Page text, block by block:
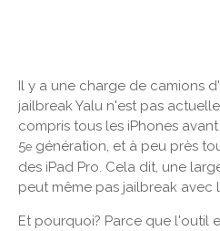
Il y a une charge de camions
jailbreak Yalu n'est pas
compris tous les iPhones
5e génération, et à peu près
des iPad Pro. Cela dit, une
peut même pas jailbreak avec
Et pourquoi? Parce que l'outil